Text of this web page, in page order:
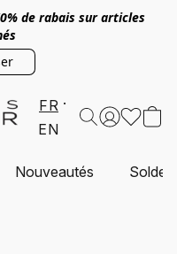
de rabais sur articles
FR
EN
Nouveautés Soldes